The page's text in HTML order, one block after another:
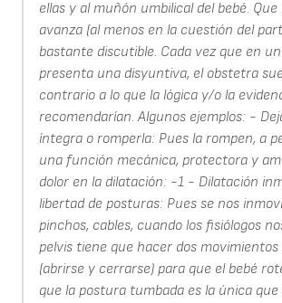
ellas y al muñón umbilical del bebé.
avanza (al menos en la cuestión del
bastante discutible. Cada vez que en
presenta una disyuntiva, el obstetra
contrario a lo que la lógica y/o la
recomendarían. Algunos ejemplos: -
íntegra o romperla: Pues la rompen, a
una función mecánica, protectora y
dolor en la dilatación: -1 - Dilatación
libertad de posturas: Pues se nos
pinchos, cables, cuando los fisiólogos
pelvis tiene que hacer dos
(abrirse y cerrarse) para que el bebé
que la postura tumbada es la única que